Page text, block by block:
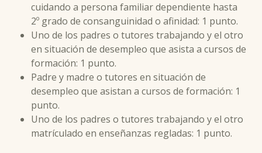
cuidando a persona familiar dependiente hasta
2º grado de consanguinidad o afinidad: 1 punto.
Uno de los padres o tutores trabajando y el otro
en situación de desempleo que asista a cursos de
formación: 1 punto.
Padre y madre o tutores en situación de
desempleo que asistan a cursos de formación: 1
punto.
Uno de los padres o tutores trabajando y el otro
matrículado en enseñanzas regladas: 1 punto.